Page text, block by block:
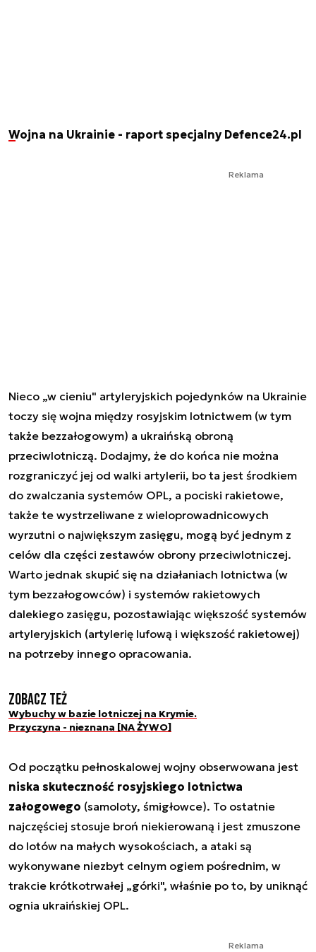
Wojna na Ukrainie - raport specjalny Defence24.pl
Reklama
Nieco „w cieniu" artyleryjskich pojedynków na Ukrainie
toczy się wojna między rosyjskim lotnictwem (w tym
także bezzałogowym) a ukraińską obroną
przeciwlotniczą. Dodajmy, że do końca nie można
rozgraniczyć jej od walki artylerii, bo ta jest środkiem
do zwalczania systemów OPL, a pociski rakietowe,
także te wystrzeliwane z wieloprowadnicowych
wyrzutni o największym zasięgu, mogą być jednym z
celów dla części zestawów obrony przeciwlotniczej.
Warto jednak skupić się na działaniach lotnictwa (w
tym bezzałogowców) i systemów rakietowych
dalekiego zasięgu, pozostawiając większość systemów
artyleryjskich (artylerię lufową i większość rakietowej)
na potrzeby innego opracowania.
Zobacz też
Wybuchy w bazie lotniczej na Krymie.
Przyczyna - nieznana [NA ŻYWO]
Od początku pełnoskalowej wojny obserwowana jest
niska skuteczność rosyjskiego lotnictwa
załogowego (samoloty, śmigłowce). To ostatnie
najczęściej stosuje broń niekierowaną i jest zmuszone
do lotów na małych wysokościach, a ataki są
wykonywane niezbyt celnym ogiem pośrednim, w
trakcie krótkotrwałej „górki", właśnie po to, by uniknąć
ognia ukraińskiej OPL.
Reklama